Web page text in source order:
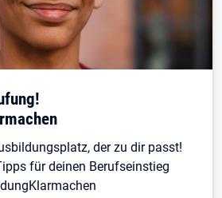
der zu dir passt!
für deinen Berufseinstieg